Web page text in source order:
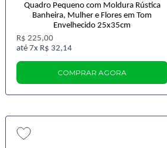
Quadro Pequeno com Moldura Rústica
Banheira, Mulher e Flores em Tom
Envelhecido 25x35cm
R$ 225,00
7x R$ 32,14
COMPRAR AGORA